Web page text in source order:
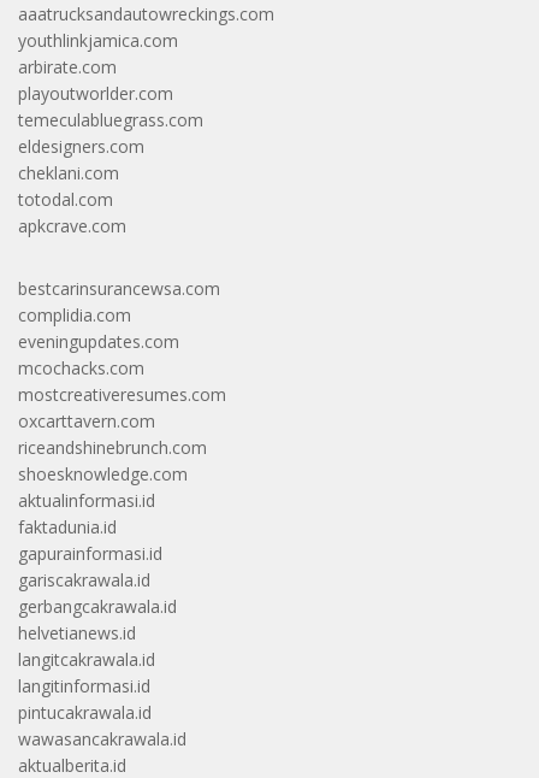
aaatrucksandautowreckings.com
youthlinkjamica.com
arbirate.com
playoutworlder.com
temeculabluegrass.com
eldesigners.com
cheklani.com
totodal.com
apkcrave.com
bestcarinsurancewsa.com
complidia.com
eveningupdates.com
mcochacks.com
mostcreativeresumes.com
oxcarttavern.com
riceandshinebrunch.com
shoesknowledge.com
aktualinformasi.id
faktadunia.id
gapurainformasi.id
gariscakrawala.id
gerbangcakrawala.id
helvetianews.id
langitcakrawala.id
langitinformasi.id
pintucakrawala.id
wawasancakrawala.id
aktualberita.id